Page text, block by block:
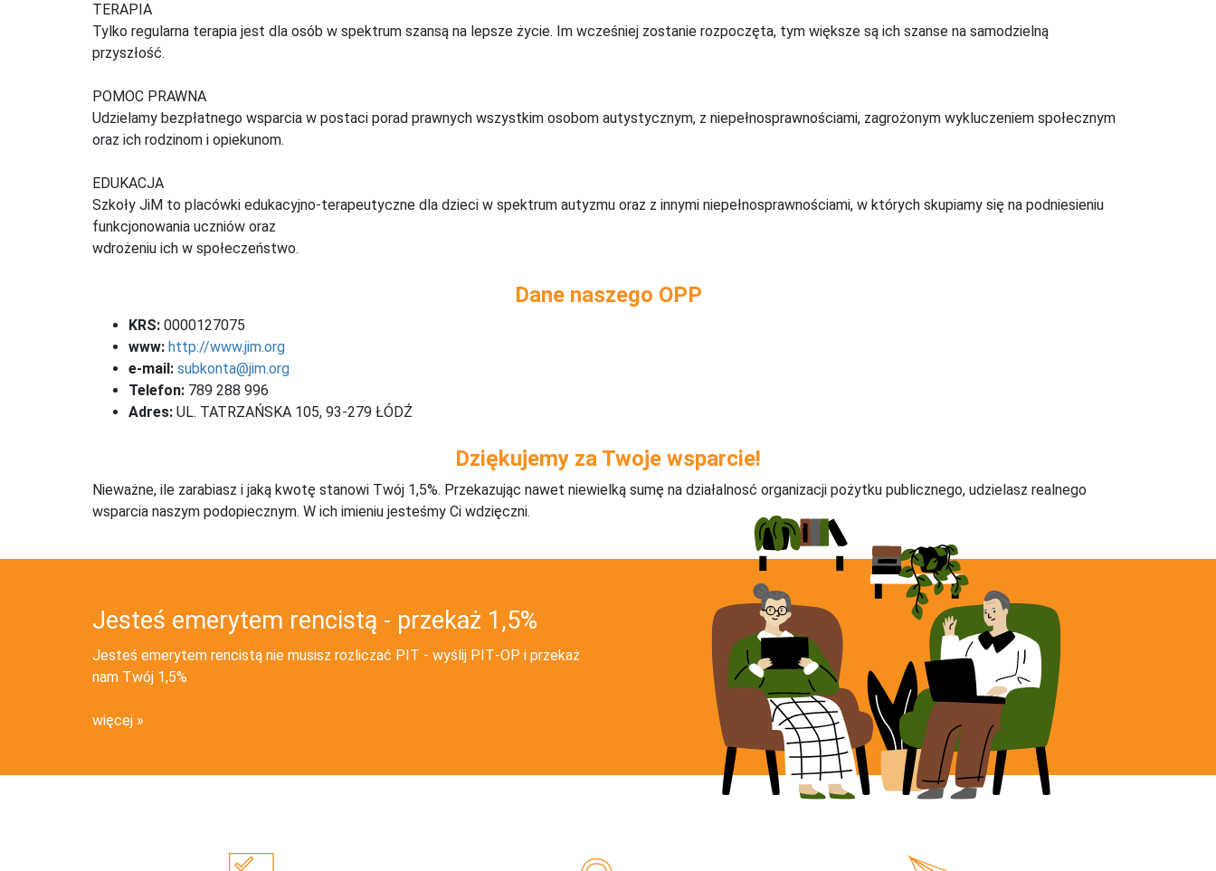
TERAPIA
Tylko regularna terapia jest dla osób w spektrum szansą na lepsze życie. Im wcześniej zostanie rozpoczęta, tym większe są ich szanse na samodzielną
przyszłość.
POMOC PRAWNA
Udzielamy bezpłatnego wsparcia w postaci porad prawnych wszystkim osobom autystycznym, z niepełnosprawnościami, zagrożonym wykluczeniem społecznym
oraz ich rodzinom i opiekunom.
EDUKACJA
Szkoły JiM to placówki edukacyjno-terapeutyczne dla dzieci w spektrum autyzmu oraz z innymi niepełnosprawnościami, w których skupiamy się na podniesieniu
funkcjonowania uczniów oraz
wdrożeniu ich w społeczeństwo.
Dane naszego OPP
KRS: 0000127075
www: http://www.jim.org
e-mail: subkonta@jim.org
Telefon: 789 288 996
Adres: UL. TATRZAŃSKA 105, 93-279 ŁÓDŹ
Dziękujemy za Twoje wsparcie!
Nieważne, ile zarabiasz i jaką kwotę stanowi Twój 1,5%. Przekazując nawet niewielką sumę na działalnosć organizacji pożytku publicznego, udzielasz realnego
wsparcia naszym podopiecznym. W ich imieniu jesteśmy Ci wdzięczni.
Jesteś emerytem rencistą - przekaż 1,5%
Jesteś emerytem rencistą nie musisz rozliczać PIT - wyślij PIT‑OP i przekaż
nam Twój 1,5%
więcej